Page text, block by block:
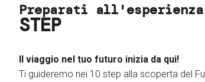
Preparati all'esperienza
STEP
Il viaggio nel tuo futuro inizia da qui!
Ti guideremo nei 10 step alla scoperta del